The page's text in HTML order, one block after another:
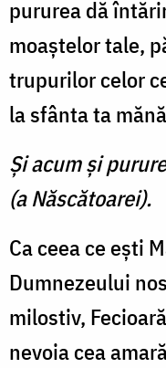
pururea dă
moaştelor tale,
trupurilor celor
la sfânta ta
Şi acum şi
(a Născătoarei).
Ca ceea ce eşti
Dumnezeului
milostiv,
nevoia cea